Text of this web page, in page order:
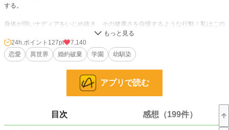
する。
身体が弱いナディアをいじめ抜き、その健康さを自慢するような行動！私はこの
ような恥ずべき行為を見逃せない！姉としても人としても腐っている！よって婚
約破棄は貴様のせいだ！しかし妹と婚約することで慰謝料の請求は許してやる！
妹に感謝するんだな！！ふんっっ！」
「お姉様？お姉様が羨ましいわ。健康な身体があって、勉強にだって励む時間が
私はお姉様とは違って、子どもの頃から元気に遊びまわることなんてできなかっ
24h.ポイント 127pt
7,140
恋愛
異世界 婚約破棄 学園 幼馴染
アプリで読む
目次 感想（199件）